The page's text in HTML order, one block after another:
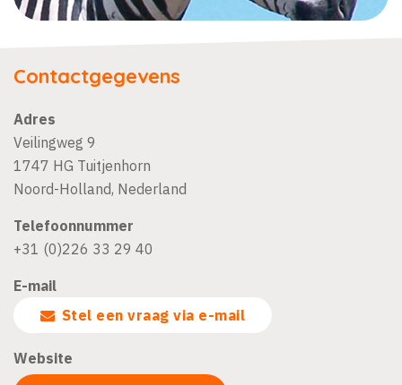
Contactgegevens
Adres
Veilingweg 9
1747 HG Tuitjenhorn
Noord-Holland, Nederland
Telefoonnummer
+31 (0)226 33 29 40
E-mail
Stel een vraag via e-mail
Website